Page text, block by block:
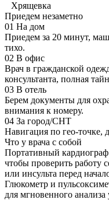
Хрящевка
Приедем незаметно
01 На дом
Приедем за 20 минут,
тихо.
02 В офис
Врач в гражданской
консультанта, полная
03 В отель
Берем документы для
внимания к номеру.
04 За город/СНТ
Навигация по гео-точке,
Что у врача с собой
Портативный
чтобы проверить работу
или инсульта перед
Глюкометр и
для мгновенного